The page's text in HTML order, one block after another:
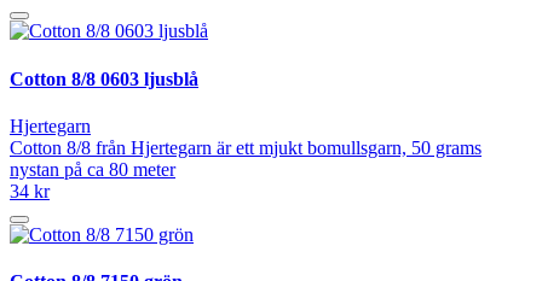
Cotton 8/8 0603 ljusblå
Hjertegarn
Cotton 8/8 från Hjertegarn är ett mjukt bomullsgarn, 50 grams
nystan på ca 80 meter
34 kr